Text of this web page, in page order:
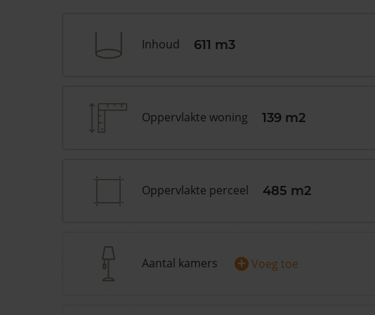
Inhoud 611 m3
Oppervlakte woning 139 m2
Oppervlakte perceel 485 m2
Aantal kamers + Voeg toe